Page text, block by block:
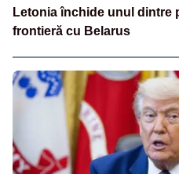
Letonia închide unul dintre
frontieră cu Belarus